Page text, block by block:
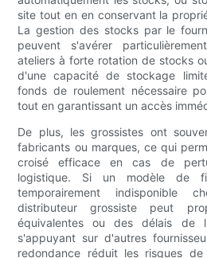
site tout en en conservant la
La gestion des stocks par le
peuvent s'avérer
ateliers à forte rotation de stocks
d'une capacité de stockage
fonds de roulement nécessaire
tout en garantissant un accès
De plus, les grossistes ont
fabricants ou marques, ce qui
croisé efficace en cas de
logistique. Si un modèle de
temporairement indisponible
distributeur grossiste peut
équivalentes ou des délais de
s'appuyant sur d'autres
redondance réduit les risques